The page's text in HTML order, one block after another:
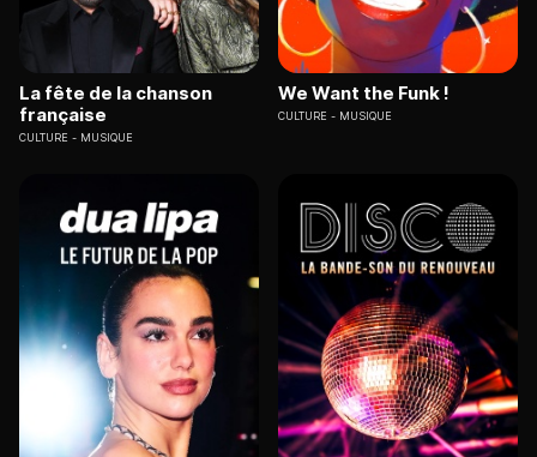
La fête de la chanson
française
CULTURE MUSIQUE
We Want the Funk !
CULTURE MUSIQUE